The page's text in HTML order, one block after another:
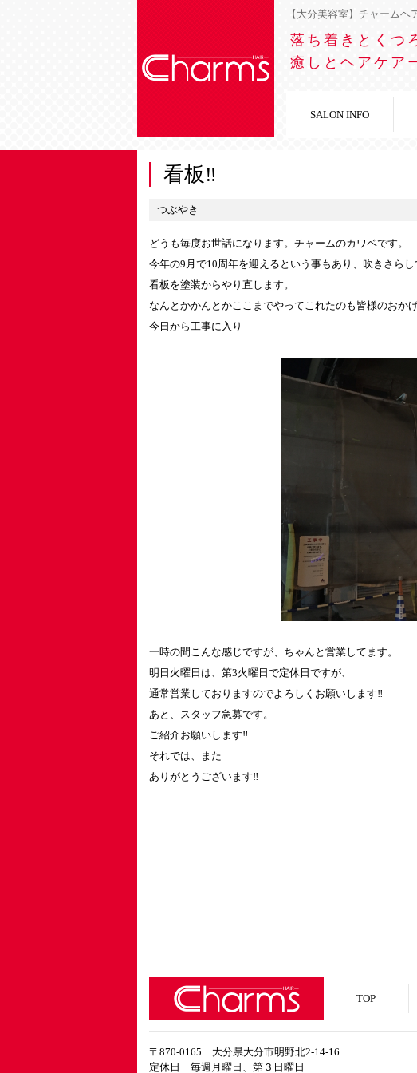
【大分美容室】チャームヘ
落ち着きとくつ
癒しとヘアケア
SALON INFO
看板‼︎
つぶやき
どうも毎度お世話になります。チャームのカワベです。
今年の9月で10周年を迎えるという事もあり、吹きさら
看板を塗装からやり直します。
なんとかかんとかここまでやってこれたのも皆様のおか
今日から工事に入り
一時の間こんな感じですが、ちゃんと営業してます。
明日火曜日は、第3火曜日で定休日ですが、
通常営業しておりますのでよろしくお願いします‼︎
あと、スタッフ急募です。
ご紹介お願いします‼︎
それでは、また
ありがとうございます‼︎
TOP
〒870-0165 大分県大分市明野北2-14-16
定休日 毎週月曜日、第３日曜日